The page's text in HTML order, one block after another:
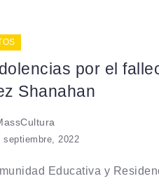
por el
Shanahan
septiembre, 2022
Educativa y